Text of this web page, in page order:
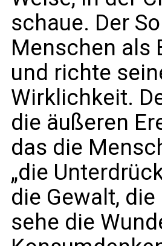
schaue. Der
Menschen als
und richte
Wirklichkeit.
die äußeren
das die
„die
die Gewalt,
sehe die